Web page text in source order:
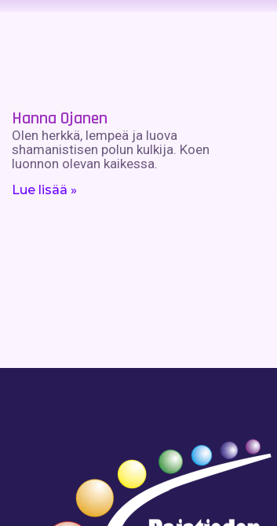
Hanna Ojanen
Olen herkkä, lempeä ja luova
shamanistisen polun kulkija. Koen
luonnon olevan kaikessa.
Lue lisää »